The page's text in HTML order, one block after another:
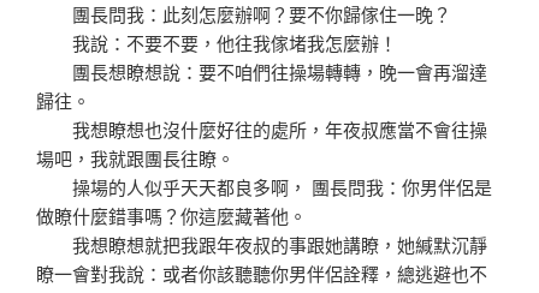
團長問我：此刻怎麼辦啊？要不你歸傢住一晚？
我說：不要不要，他往我傢堵我怎麼辦！
團長想瞭想說：要不咱們往操場轉轉，晚一會再溜達
歸往。
我想瞭想也沒什麼好往的處所，年夜叔應當不會往操
場吧，我就跟團長往瞭。
操場的人似乎天天都良多啊， 團長問我：你男伴侶是
做瞭什麼錯事嗎？你這麼藏著他。
我想瞭想就把我跟年夜叔的事跟她講瞭，她緘默沉靜
瞭一會對我說：或者你該聽聽你男伴侶詮釋，總逃避也不